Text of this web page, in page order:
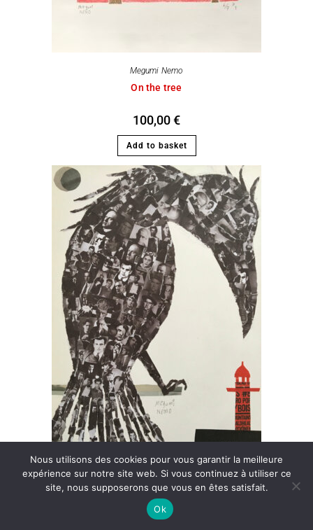
Megumi Nemo
On the tree
100,00€
Add to basket
Megumi Nemo
The crow
Nous utilisons des cookies pour vous garantir la meilleure
expérience sur notre site web. Si vous continuez à utiliser ce
site, nous supposerons que vous en êtes satisfait.
Ok